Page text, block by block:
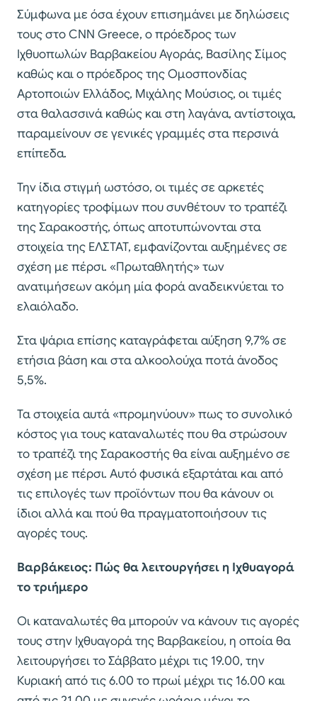
Σύμφωνα με όσα έχουν επισημάνει με δηλώσεις
τους στο CNN Greece, o πρόεδρος των
Ιχθυοπωλών Βαρβακείου Αγοράς, Βασίλης Σίμος
καθώς και ο πρόεδρος της Ομοσπονδίας
Αρτοποιών Ελλάδος, Μιχάλης Μούσιος, οι τιμές
στα θαλασσινά καθώς και στη λαγάνα, αντίστοιχα,
παραμείνουν σε γενικές γραμμές στα περσινά
επίπεδα.
Την ίδια στιγμή ωστόσο, οι τιμές σε αρκετές
κατηγορίες τροφίμων που συνθέτουν το τραπέζι
της Σαρακοστής, όπως αποτυπώνονται στα
στοιχεία της ΕΛΣΤΑΤ, εμφανίζονται αυξημένες σε
σχέση με πέρσι. «Πρωταθλητής» των
ανατιμήσεων ακόμη μία φορά αναδεικνύεται το
ελαιόλαδο.
Στα ψάρια επίσης καταγράφεται αύξηση 9,7% σε
ετήσια βάση και στα αλκοολούχα ποτά άνοδος
5,5%.
Τα στοιχεία αυτά «προμηνύουν» πως το συνολικό
κόστος για τους καταναλωτές που θα στρώσουν
το τραπέζι της Σαρακοστής θα είναι αυξημένο σε
σχέση με πέρσι. Αυτό φυσικά εξαρτάται και από
τις επιλογές των προϊόντων που θα κάνουν οι
ίδιοι αλλά και πού θα πραγματοποιήσουν τις
αγορές τους.
Βαρβάκειος: Πώς θα λειτουργήσει η Ιχθυαγορά
το τριήμερο
Οι καταναλωτές θα μπορούν να κάνουν τις αγορές
τους στην Ιχθυαγορά της Βαρβακείου, η οποία θα
λειτουργήσει το Σάββατο μέχρι τις 19.00, την
Κυριακή από τις 6.00 το πρωί μέχρι τις 16.00 και